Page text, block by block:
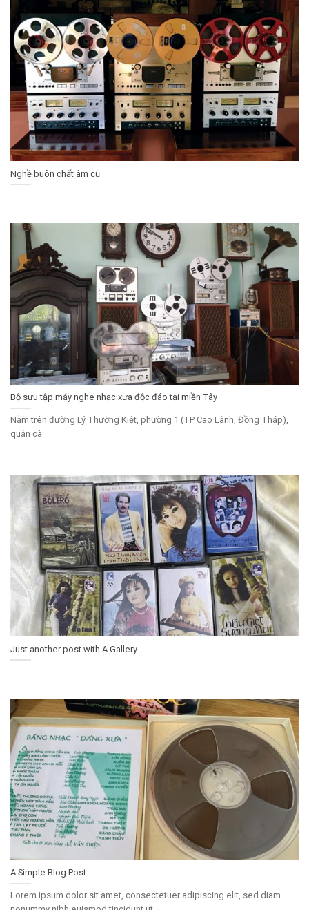
Nghề buôn chất âm cũ
Bộ sưu tập máy nghe nhạc xưa độc đáo tại miền Tây
Nằm trên đường Lý Thường Kiệt, phường 1 (TP Cao Lãnh, Đồng Tháp),
quán cà
Just another post with A Gallery
A Simple Blog Post
Lorem ipsum dolor sit amet, consectetuer adipiscing elit, sed diam